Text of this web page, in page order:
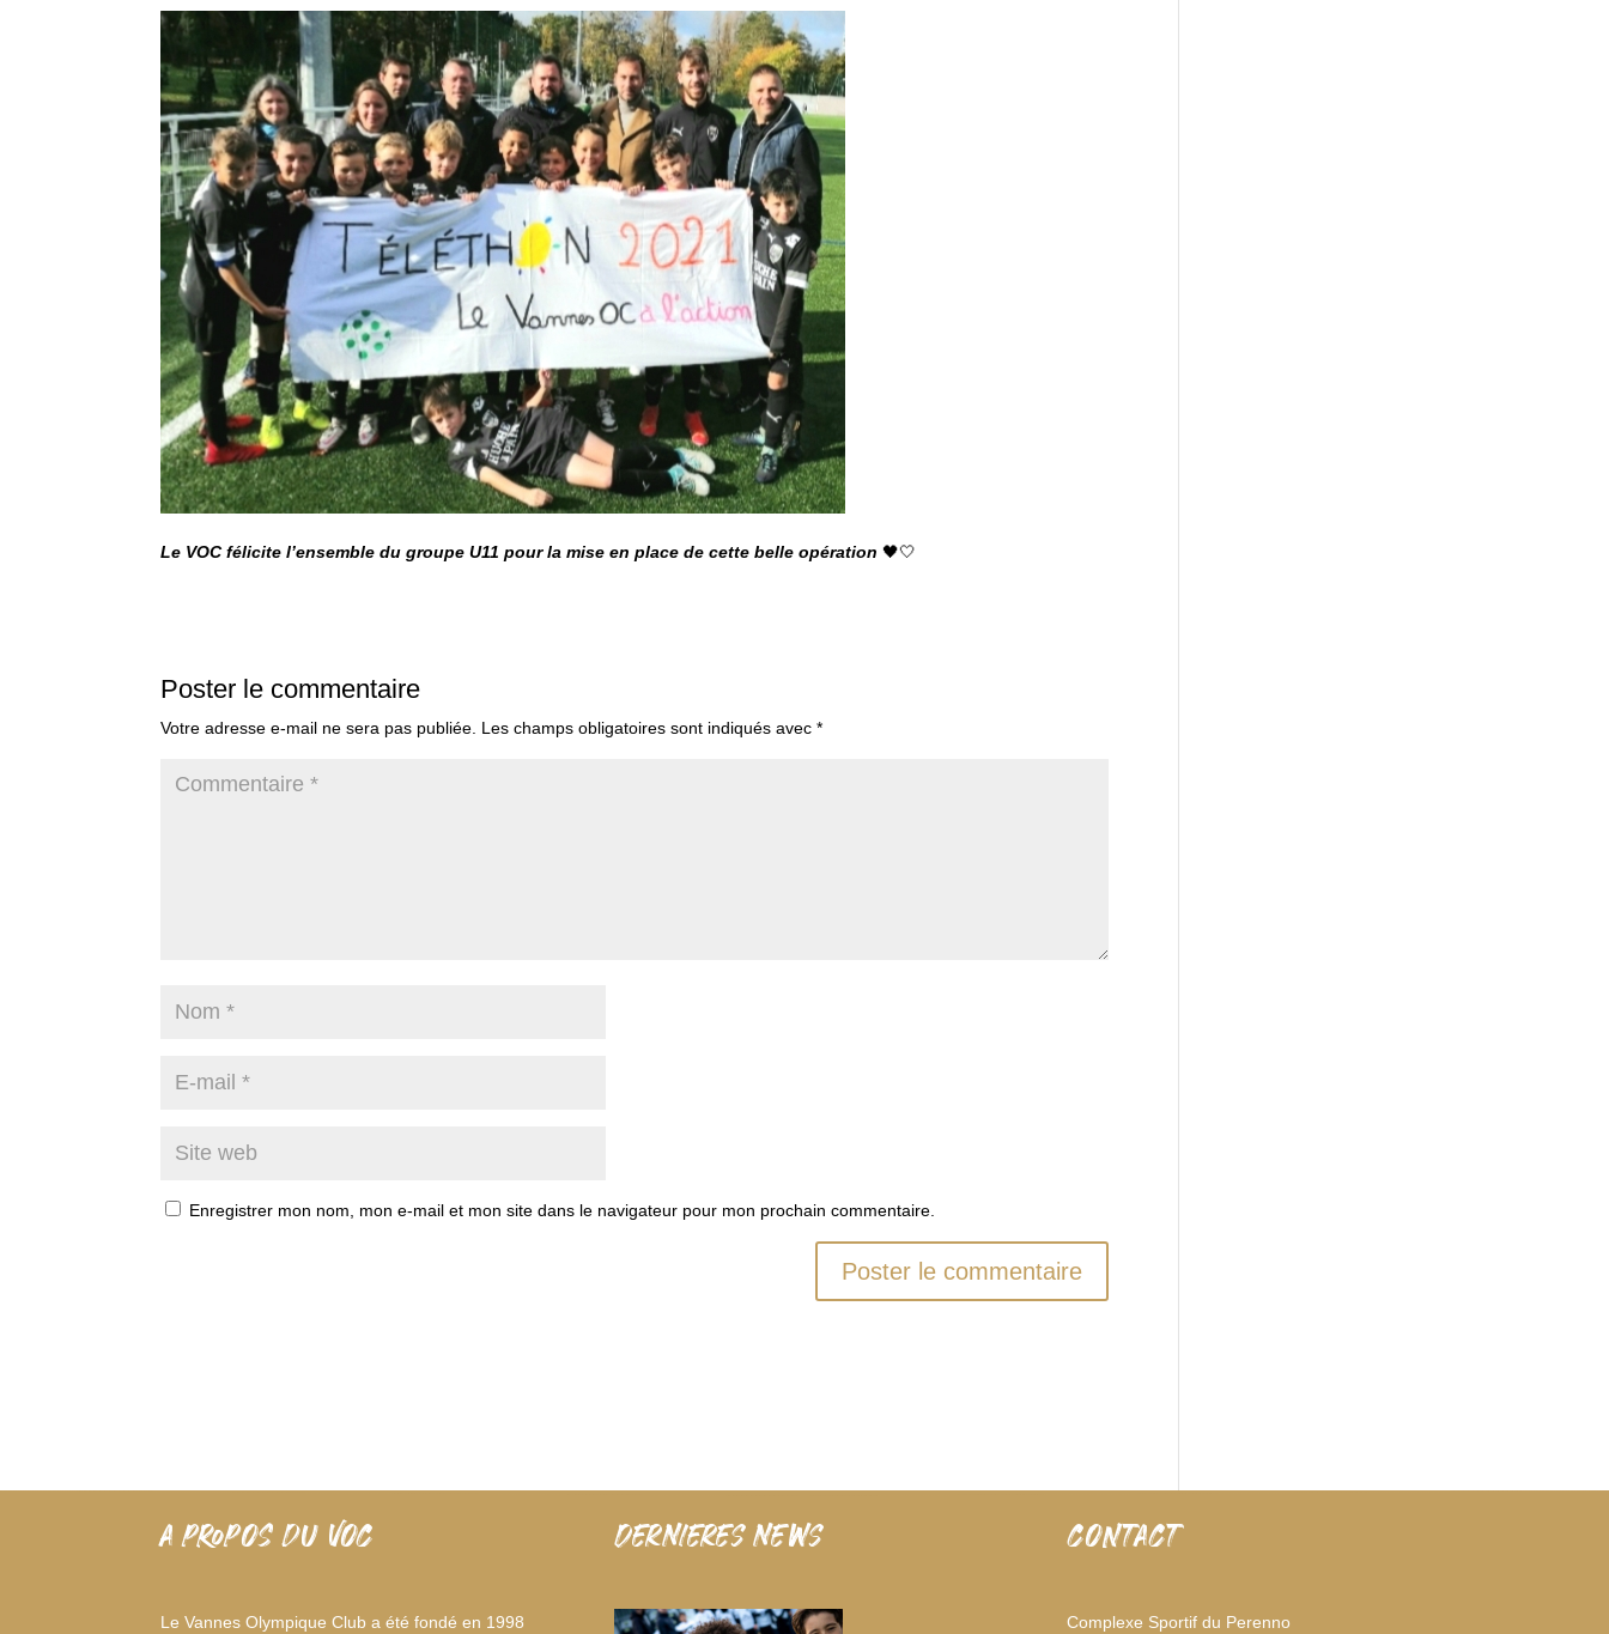
Le VOC félicite l’ensemble du groupe U11 pour la mise en place de cette belle opération 🖤🤍
Poster le commentaire
Votre adresse e-mail ne sera pas publiée. Les champs obligatoires sont indiqués avec*
Enregistrer mon nom, mon e-mail et mon site dans le navigateur pour mon prochain commentaire.
A PROPOS DU VOC
Le Vannes Olympique Club a été fondé en 1998
dernieres news CONTACT
Complexe Sportif du Perenno